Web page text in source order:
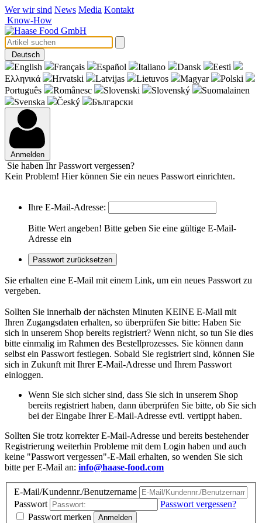
Wer wir sind News Media Kontakt
Know-How
Deutsch
English Français Español Italiano Dansk
Eesti
Eλληνικά
Hrvatski Latvijas Lietuvos Magyar
Polski
Português
Românesc Slovenski Slovenský
Suomalainen
Svenska
Český Български
Anmelden
Sie haben Ihr Passwort vergessen?
Kein Problem! Hier können Sie ein neues Passwort einrichten.
Ihre E-Mail-Adresse:
Bitte Wert angeben! Bitte geben Sie eine gültige E-Mail-
Adresse ein
Passwort zurücksetzen
Sie erhalten eine E-Mail mit einem Link, um ein neues Passwort zu
vergeben.
Sollten Sie innerhalb der nächsten Minuten KEINE E-Mail mit
Ihren Zugangsdaten erhalten, so überprüfen Sie bitte: Haben Sie
sich in unserem Shop bereits registriert? Wenn nicht, so tun Sie dies
bitte einmalig im Rahmen des Bestellprozesses. Sie können dann
selbst ein Passwort festlegen. Sobald Sie registriert sind, können Sie
sich in Zukunft mit Ihrer E-Mail-Adresse und Ihrem Passwort
einloggen.
Wenn Sie sich sicher sind, dass Sie sich in unserem Shop
bereits registriert haben, dann überprüfen Sie bitte, ob Sie sich
bei der Eingabe Ihrer E-Mail-Adresse evtl. vertippt haben.
Sollten Sie trotz korrekter E-Mail-Adresse und bereits bestehender
Registrierung weiterhin Probleme mit dem Login haben und auch
keine "Passwort vergessen"-E-Mail erhalten, so wenden Sie sich
bitte per E-Mail an: info@haase-food.com
E-Mail/Kundennr./Benutzername
Passwort
Passwort vergessen?
Passwort merken
Anmelden